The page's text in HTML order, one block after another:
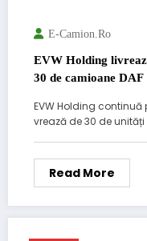
E-Camion.ro
EVW Holding
30 de camioane DAF
EVW Holding continuă
vrează de 30 de unități
Read More